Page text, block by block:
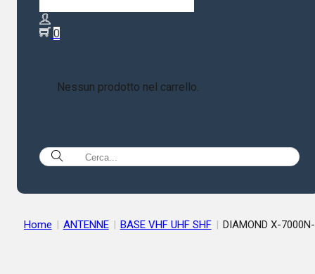
0
Nessun prodotto nel carrello.
Home | ANTENNE | BASE VHF UHF SHF | DIAMOND X-7000N-